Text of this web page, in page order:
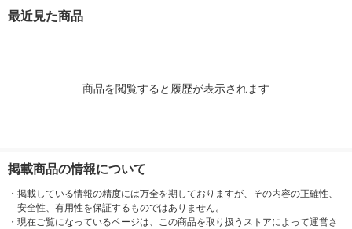
最近見た商品
商品を閲覧すると履歴が表示されます
掲載商品の情報について
・ 掲載している情報の精度には万全を期しておりますが、その内容の正確性、
安全性、有用性を保証するものではありません。
・ 現在ご覧になっているページは、この商品を取り扱うストアによって運営さ